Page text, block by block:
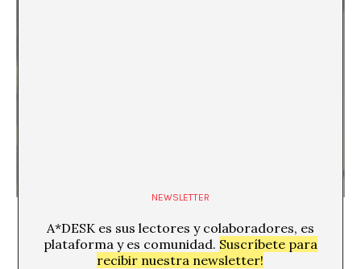
Soldados israelíes censurados junto a una menor palestina
detenida, octubre de 2010
NEWSLETTER
A*DESK es sus lectores y colaboradores, es
plataforma y es comunidad. Suscríbete para
recibir nuestra newsletter!